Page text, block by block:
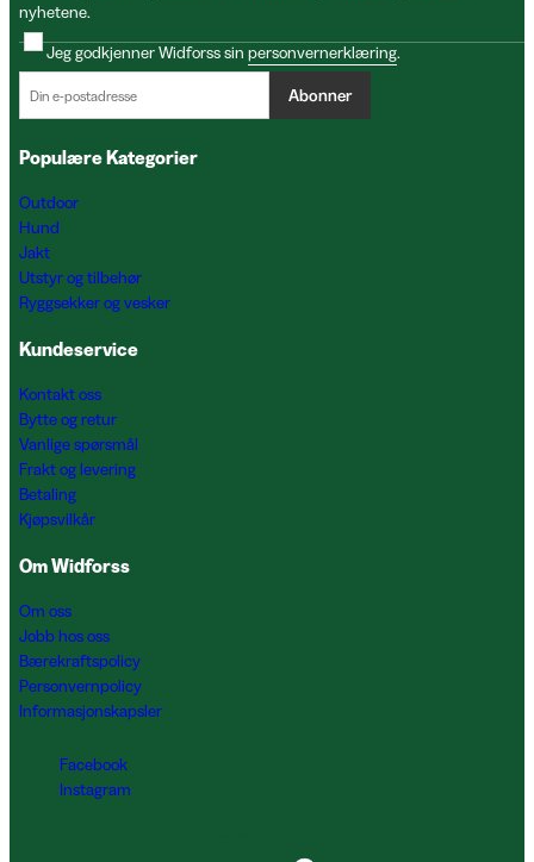
nyhetene.
Jeg godkjenner Widforss sin personvernerklæring.
Abonner
Populære Kategorier
Outdoor
Hund
Jakt
Utstyr og tilbehør
Ryggsekker og vesker
Kundeservice
Kontakt oss
Bytte og retur
Vanlige spørsmål
Frakt og levering
Betaling
Kjøpsvilkår
Om Widforss
Om oss
Jobb hos oss
Bærekraftspolicy
Personvernpolicy
Informasjonskapsler
Facebook
Instagram